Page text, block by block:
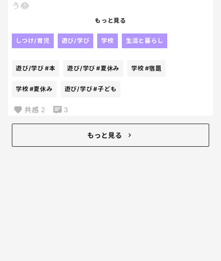
う😂
思うんだけど、
んだけど😂
みんなのお子さんはコツコツやるタイプ？
それとも最後に追い込むタイプ？
もっと見る
しつけ/育児 遊び/学び 学校 生活と暮らし
遊び/学び #本 遊び/学び #夏休み 学校 #宿題
学校 #夏休み 遊び/学び#子ども
共感 2 3
もっと見る